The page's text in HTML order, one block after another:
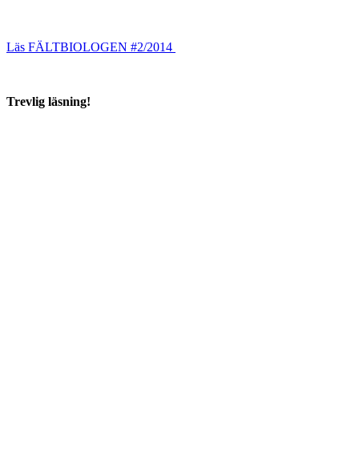
Läs FÄLTBIOLOGEN #2/2014
Trevlig läsning!